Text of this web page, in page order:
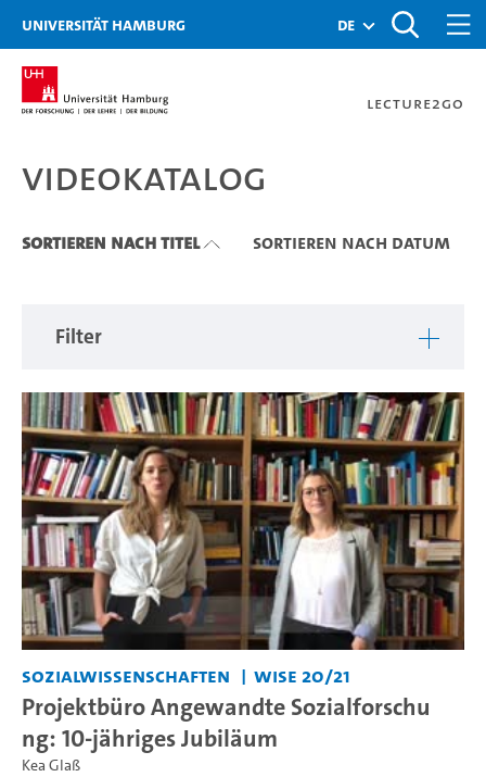
Zu den Filtern
Zur Metanavigation
Zur Hauptnavigation
Zur Suche
Zum Inhalt
Zum Seitenfuss
Universität Hamburg de
Lecture2Go
Videokatalog
Videokatalog
Sortieren nach Titel Sortieren nach Datum
Filter
Sozialwissenschaften WiSe 20/21
Projektbüro Angewandte Sozialforschu
ng: 10-jähriges Jubiläum
Kea Glaß